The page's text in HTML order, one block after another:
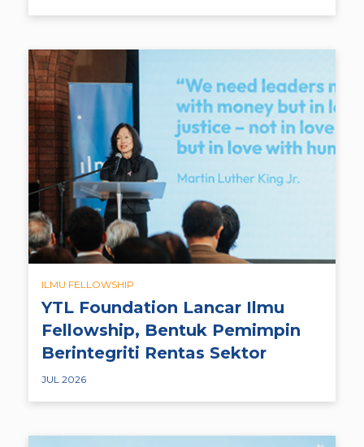
ILMU FELLOWSHIP
YTL Foundation Lancar Ilmu
Fellowship, Bentuk Pemimpin
Berintegriti Rentas Sektor
JUL 2026